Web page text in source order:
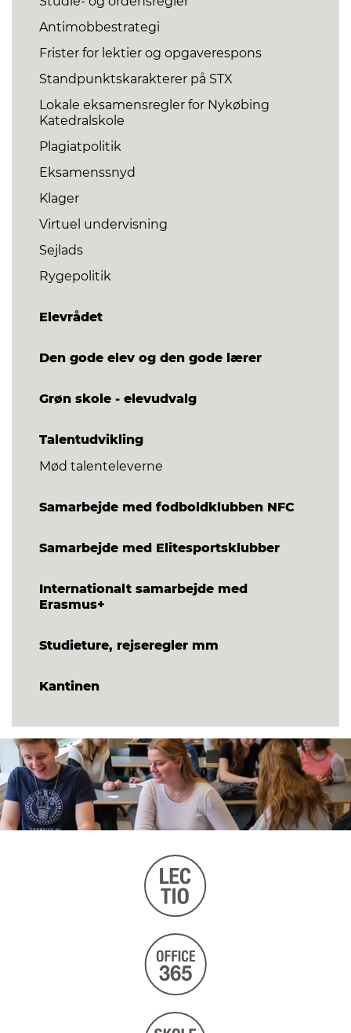
Antimobbestrategi
Frister for lektier og opgaverespons
Standpunktskarakterer på STX
Lokale eksamensregler for Nykøbing
Katedralskole
Plagiatpolitik
Eksamenssnyd
Klager
Virtuel undervisning
Sejlads
Rygepolitik
Elevrådet
Den gode elev og den gode lærer
Grøn skole - elevudvalg
Talentudvikling
Mød talenteleverne
Samarbejde med fodboldklubben NFC
Samarbejde med Elitesportsklubber
Internationalt samarbejde med
Erasmus+
Studieture, rejseregler mm
Kantinen